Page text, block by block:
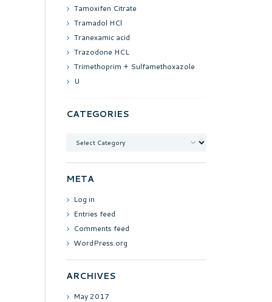
Tamoxifen Citrate
Tramadol HCl
Tranexamic acid
Trazodone HCL
Trimethoprim + Sulfamethoxazole
U
CATEGORIES
META
Log in
Entries feed
Comments feed
WordPress.org
ARCHIVES
May2017